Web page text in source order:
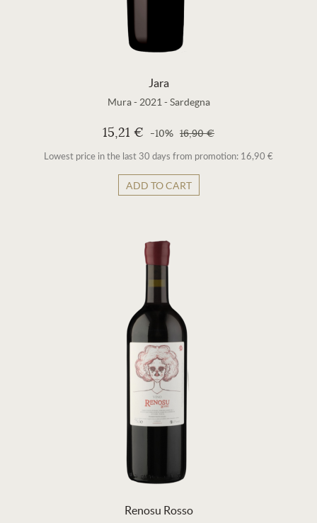
Jara
Mura - 2021 -Sardegna
15,21 € -10% 16,90 €
Lowest price in the last 30 days from promotion: 16,90 €
ADD TO CART
Renosu Rosso